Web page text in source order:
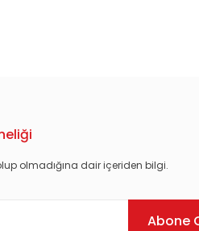
olmadığına dair içeriden bilgi.
Abone